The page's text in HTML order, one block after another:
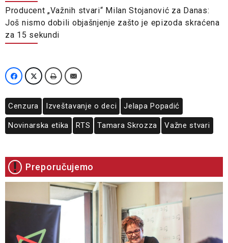
Producent „Važnih stvari“ Milan Stojanović za Danas:
Još nismo dobili objašnjenje zašto je epizoda skraćena
za 15 sekundi
Cenzura Izveštavanje o deci Jelapa Popadić
Novinarska etika RTS Tamara Skrozza Važne stvari
Preporučujemo